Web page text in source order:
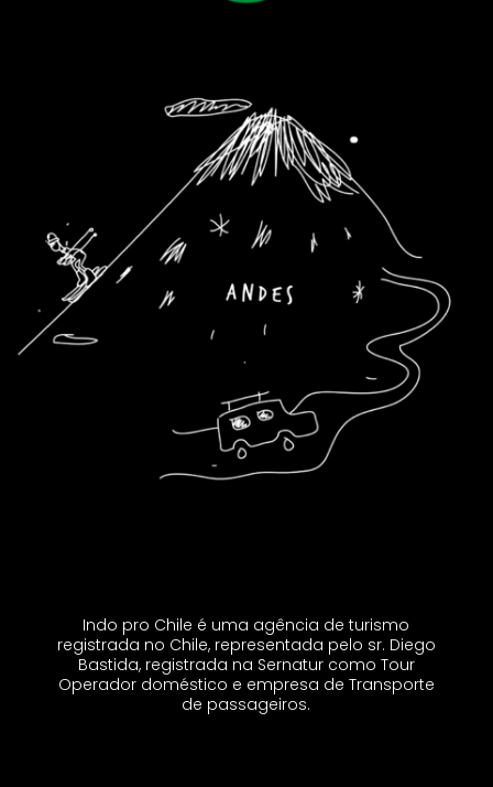
Indo pro Chile é uma agência de turismo
registrada no Chile, representada pelo sr. Diego
Bastida, registrada na Sernatur como Tour
Operador doméstico e empresa de Transporte
de passageiros.